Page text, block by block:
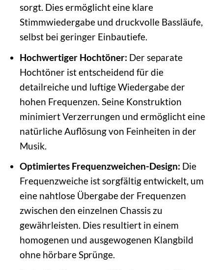
sorgt. Dies ermöglicht eine klare
Stimmwiedergabe und druckvolle Bassläufe,
selbst bei geringer Einbautiefe.
Hochwertiger Hochtöner: Der separate
Hochtöner ist entscheidend für die
detailreiche und luftige Wiedergabe der
hohen Frequenzen. Seine Konstruktion
minimiert Verzerrungen und ermöglicht eine
natürliche Auflösung von Feinheiten in der
Musik.
Optimiertes Frequenzweichen-Design: Die
Frequenzweiche ist sorgfältig entwickelt, um
eine nahtlose Übergabe der Frequenzen
zwischen den einzelnen Chassis zu
gewährleisten. Dies resultiert in einem
homogenen und ausgewogenen Klangbild
ohne hörbare Sprünge.